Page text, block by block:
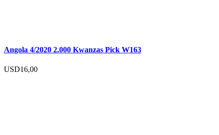
Angola 4/2020 2.000 Kwanzas Pick W163
USD16,00